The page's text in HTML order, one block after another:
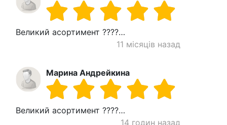
Великий асортимент ????…
11 місяців назад
Марина Андрейкина
Великий асортимент ????…
14 годин назад